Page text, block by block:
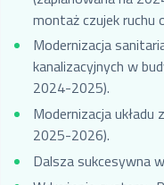
montaż czujek ruchu
Modernizacja
kanalizacyjnych w
2024-2025).
Modernizacja
2025-2026).
Dalsza sukcesywna